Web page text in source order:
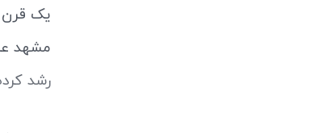
یک
مشهد
رشد